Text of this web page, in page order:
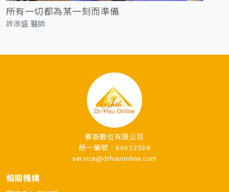
所有一切都為某一刻而準備
許添盛 醫師
賽斯數位有限公司
統一編號：66652538
service@drhsuonline.com
相關機構